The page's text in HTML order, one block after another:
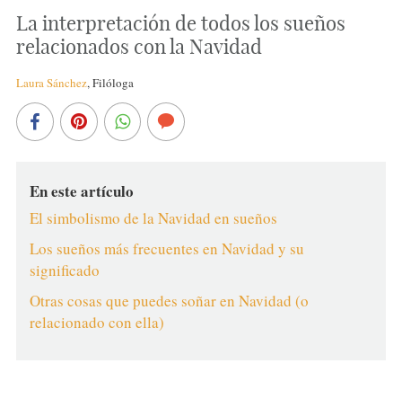
La interpretación de todos los sueños
relacionados con la Navidad
Laura Sánchez,Filóloga
En este artículo
El simbolismo de la Navidad en sueños
Los sueños más frecuentes en Navidad y su
significado
Otras cosas que puedes soñar en Navidad (o
relacionado con ella)